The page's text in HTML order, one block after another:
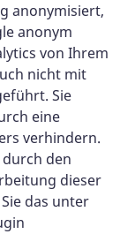
anonymisiert,
anonym
von Ihrem
nicht mit
Sie
eine
verhindern.
den
dieser
das unter